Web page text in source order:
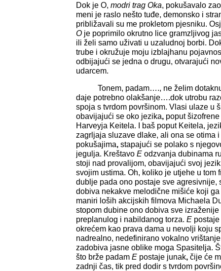
Dok je O, modri trag Oka, pokušavalo
meni je raslo nešto tuđe, demonsko i
približavali su me prokletom pjesniku.
O je poprimilo okrutno lice gramzljivog
ili želi samo uživati u uzaludnoj borbi.
trube i okružuje moju izblajhanu
odbijajući se jedna o drugu, otvarajući
udarcem.
Tonem, padam…., ne želim
daje potrebno olakšanje….dok utrobu
spoja s tvrdom površinom. Vlasi ulaze u
obavijajući se oko jezika, poput
Harveyja Keitela. I baš poput Keitela,
zagrljaja sluzave dlake, ali ona se otima
pokušajima, stapajući se polako s
jegulja. Kreštavo E odzvanja dubinama
stoji nad provalijom, obavijajući svoj
svojim ustima. Oh, koliko je utjehe u tom
dublje pada ono postaje sve agresivnije,
dobiva nekakve melodične mišiće koji
maniri loših akcijskih filmova Michaela
stopom dubine ono dobiva sve
preplanulog i nabildanog torza. E
okrećem kao prava dama u nevolji koju
nadrealno, nedefinirano vokalno
zadobiva jasne oblike moga Spasitelja.
što brže padam E postaje junak, čije će
zadnji čas, tik pred dodir s tvrdom